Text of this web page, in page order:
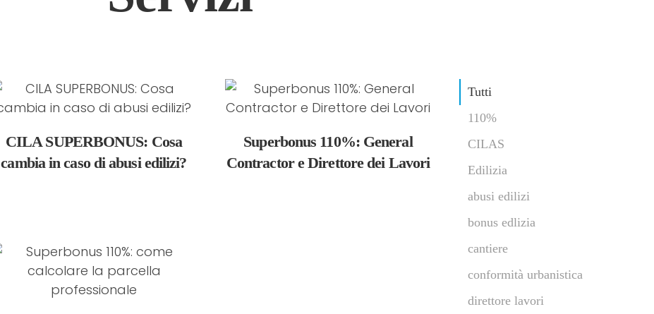
Tutti
110%
CILAS
Edilizia
abusi edilizi
bonus edlizia
cantiere
conformità urbanistica
direttore lavori
CILA SUPERBONUS: Cosa
cambia in caso di abusi edilizi?
Superbonus 110%: General
Contractor e Direttore dei Lavori